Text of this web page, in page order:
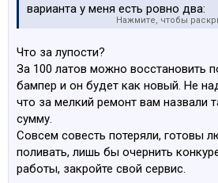
варианта у меня есть ровно два:
1. За 5 латов снять
вернут.
2. За сто с чем-то латов
"все там в кашу и
технически невозможно".
Оба варианта меня как-то не
поехал в сервис,
ремонте бамперов. Как ни странно
Нажмите, чтобы
Что за лупости?
За 100 латов можно восстановить
бампер и он будет как новый. Не
что за мелкий ремонт вам назвали
сумму.
Совсем совесть потеряли, готовы
поливать, лишь бы очернить
работы, закройте свой сервис.